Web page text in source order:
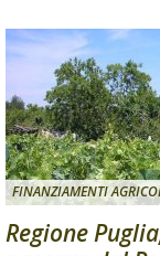
FINANZIAMENTI
Regione